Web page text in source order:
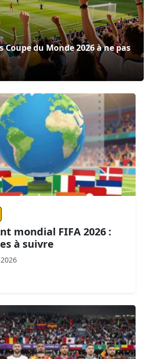
du Monde 2026 à ne pas
mondial FIFA 2026 :
à suivre